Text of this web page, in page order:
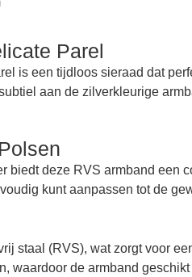
Parel
is een tijdloos sieraad dat
aan de zilverkleurige
biedt deze RVS armband een
kunt aanpassen tot de
staal (RVS), wat zorgt voor
waardoor de armband